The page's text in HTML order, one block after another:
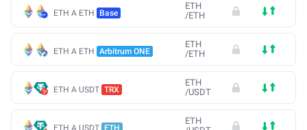
ETH A ETH Base
ETH
/ETH
ETH A ETH Arbitrum ONE
ETH
/ETH
ETH A USDT TRX
ETH
/USDT
ETH A USDT ETH
ETH